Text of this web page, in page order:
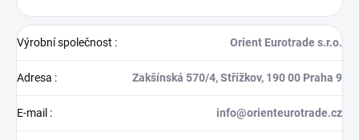
Výrobní společnost : Orient Eurotrade s.r.o.
Adresa : Zakšínská 570/4, Střížkov, 190 00 Praha 9
E-mail : info@orienteurotrade.cz